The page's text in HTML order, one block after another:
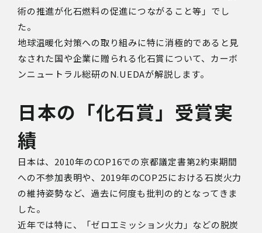
術の推進が化石燃料の促進につながること等」でし
た。
地球温暖化対策への取り組みに特に消極的であると見
なされた国や企業に贈られる化石賞について、カーボ
ンニュートラル総研のN.UEDAが解説します。
日本の「化石賞」受賞実
績
日本は、2010年のCOP16での京都議定書第2約束期間
への不参加表明や、2019年のCOP25における石炭火力
の維持姿勢など、過去に何度も批判の的となってきま
した。
近年では特に、「ゼロエミッション火力」などの脱炭